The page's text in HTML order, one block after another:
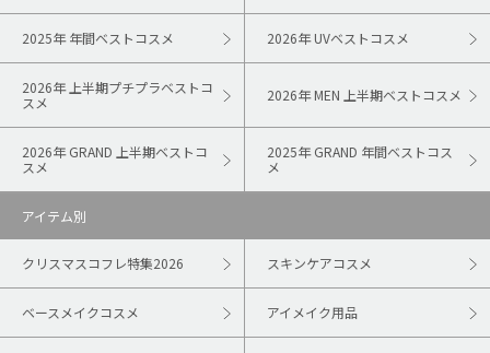
2025年 年間ベストコスメ 2026年 UVベストコスメ
2026年 上半期プチプラベストコ
スメ
2026年 MEN 上半期ベストコスメ
2026年 GRAND 上半期ベストコ
スメ
2025年 GRAND 年間ベストコス
メ
アイテム別
クリスマスコフレ特集2026 スキンケアコスメ
ベースメイクコスメ アイメイク用品